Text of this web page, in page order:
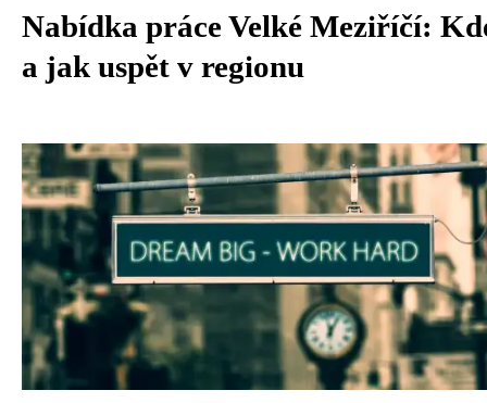
Nabídka práce Velké Meziříčí:
a jak uspět v regionu